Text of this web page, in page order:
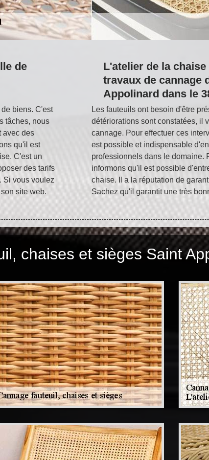
de
biens. C'est
tâches, nous
avec des
qu'il est
C'est un
des tarifs
Si vous voulez
site web.
L'atelier de la
travaux de cannage
Appolinard dans le
Les fauteuils ont besoin d'être
détériorations sont constatées, il
cannage. Pour effectuer ces
est possible et indispensable
professionnels dans le domaine.
informons qu'il est possible
chaise. Il a la réputation de
Sachez qu'il garantit une très
chaises et sièges Saint